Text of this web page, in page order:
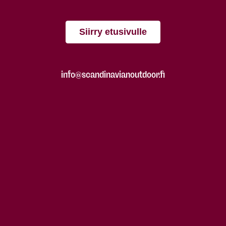
Siirry etusivulle
info@scandinavianoutdoor.fi